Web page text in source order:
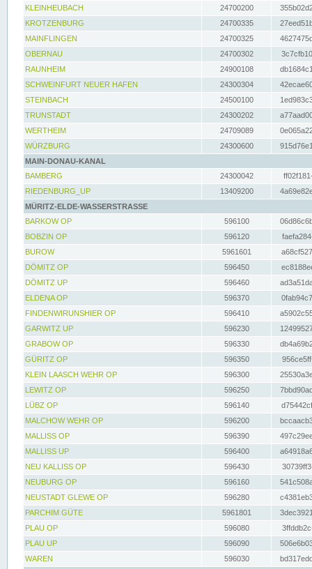
KLEINHEUBACH 24700200
KROTZENBURG
24700335
MAINFLINGEN
24700325
OBERNAU
24700302
RAUNHEIM
24900108
SCHWEINFURT NEUER HAFEN
24300304
STEINBACH
24500100
TRUNSTADT
24300202
WERTHEIM
24709089
WÜRZBURG
24300600
MAIN-DONAU-KANAL
BAMBERG
24300042
RIEDENBURG_UP
13409200
MÜRITZ-ELDE-WASSERSTRASSE
BARKOW OP
596100
BOBZIN OP
596120
BUROW
5961601
DÖMITZ OP
596450
DÖMITZ UP
596460
ELDENA OP
596370
FINDENWIRUNSHIER OP
596410
GARWITZ UP
596230
GRABOW OP
596330
GÜRITZ OP
596350
KLEIN LAASCH WEHR OP
596300
LEWITZ OP
596250
LÜBZ OP
596140
MALCHOW WEHR OP
596200
MALLISS OP
596390
MALLISS UP
596400
NEU KALLISS OP
596430
NEUBURG OP
596160
NEUSTADT GLEWE OP
596280
PARCHIM GÜTE
5961801
PLAU OP
596080
PLAU UP
596090
WAREN
596030